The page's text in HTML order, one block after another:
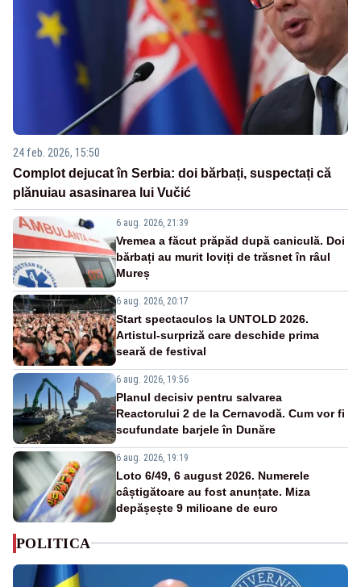
24 feb. 2026, 15:50
Complot dejucat în Serbia: doi bărbați, suspectați că
plănuiau asasinarea lui Vučić
6 aug. 2026, 21:39
Vremea a făcut prăpăd după caniculă. Doi
bărbați au murit loviți de trăsnet în râul
Mureș
6 aug. 2026, 20:17
Start spectaculos la UNTOLD 2026.
Artistul-surpriză care deschide prima
seară de festival
6 aug. 2026, 19:56
Planul decisiv pentru salvarea
Reactorului 2 de la Cernavodă. Cum vor fi
scufundate barjele în Dunăre
6 aug. 2026, 19:19
Loto 6/49, 6 august 2026. Numerele
câștigătoare au fost anunțate. Miza
depășește 9 milioane de euro
POLITICA